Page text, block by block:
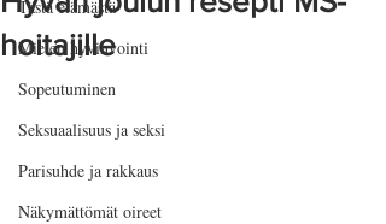
Tästä elämästä
Mielen hyvinvointi
Sopeutuminen
Seksuaalisuus ja seksi
Parisuhde ja rakkaus
Näkymättömät oireet
hoitajille